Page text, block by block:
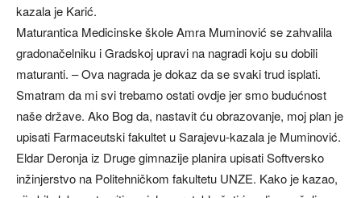
kazala je Karić.
Maturantica Medicinske škole Amra Muminović se zahvalila
gradonačelniku i Gradskoj upravi na nagradi koju su dobili
maturanti. – Ova nagrada je dokaz da se svaki trud isplati.
Smatram da mi svi trebamo ostati ovdje jer smo budućnost
naše države. Ako Bog da, nastavit ću obrazovanje, moj plan je
upisati Farmaceutski fakultet u Sarajevu-kazala je Muminović.
Eldar Deronja iz Druge gimnazije planira upisati Softversko
inžinjerstvo na Politehničkom fakultetu UNZE. Kako je kazao,